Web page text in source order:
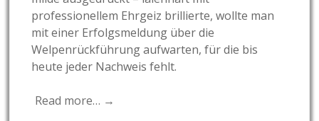
professionellem Ehrgeiz brillierte, wollte man
mit einer Erfolgsmeldung über die
Welpenrückführung aufwarten, für die bis
heute jeder Nachweis fehlt.
Read more… →